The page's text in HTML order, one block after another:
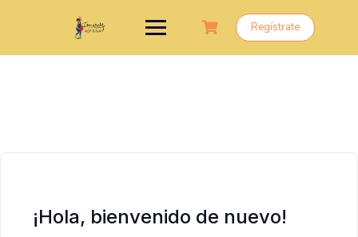
Regístrate
¡Hola, bienvenido de nuevo!